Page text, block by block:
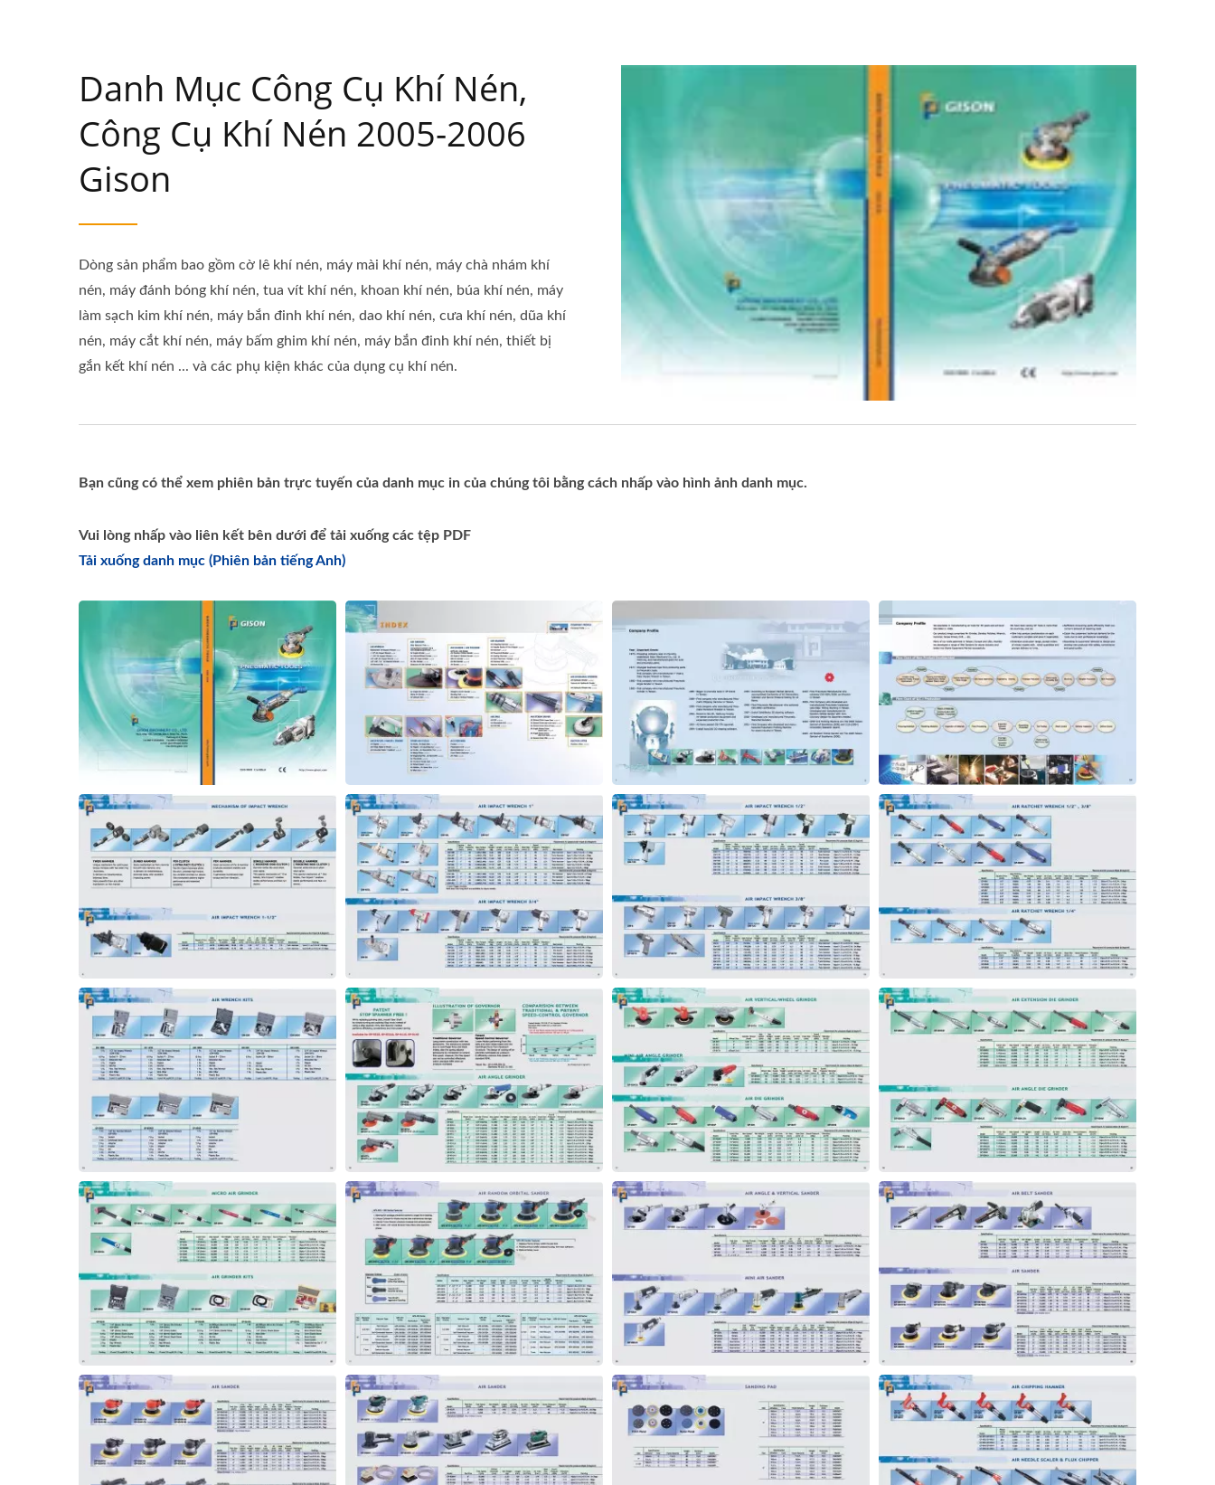
Danh Mục Công Cụ Khí Nén,
Công Cụ Khí Nén 2005-2006
Gison
Dòng sản phẩm bao gồm cờ lê khí nén, máy mài khí nén, máy chà nhám khí
nén, máy đánh bóng khí nén, tua vít khí nén, khoan khí nén, búa khí nén, máy
làm sạch kim khí nén, máy bắn đinh khí nén, dao khí nén, cưa khí nén, dũa khí
nén, máy cắt khí nén, máy bấm ghim khí nén, máy bắn đinh khí nén, thiết bị
gắn kết khí nén ... và các phụ kiện khác của dụng cụ khí nén.
Bạn cũng có thể xem phiên bản trực tuyến của danh mục in của chúng tôi bằng cách nhấp vào hình ảnh danh mục.
Vui lòng nhấp vào liên kết bên dưới để tải xuống các tệp PDF
Tải xuống danh mục (Phiên bản tiếng Anh)